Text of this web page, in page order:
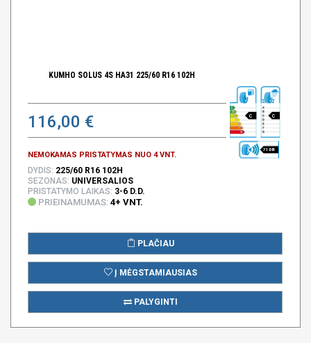
KUMHO SOLUS 4S HA31 225/60 R16 102H
116,00 €
NEMOKAMAS PRISTATYMAS NUO 4 VNT.
C C
71 DB
DYDIS: 225/60 R16 102H
SEZONAS: UNIVERSALIOS
PRISTATYMO LAIKAS: 3-6 D.D.
PRIEINAMUMAS: 4+ VNT.
PLAČIAU
Į MĖGSTAMIAUSIAS
PALYGINTI